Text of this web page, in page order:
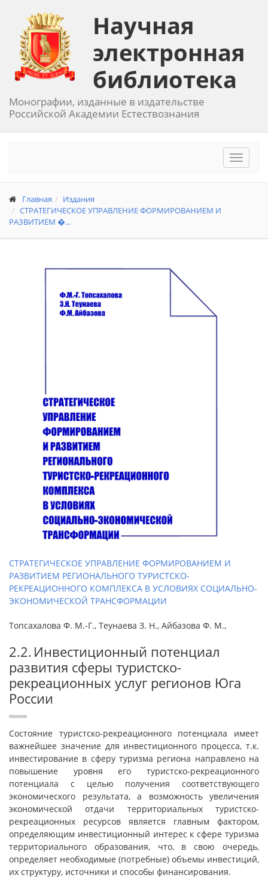
Научная
электронная
библиотека
Монографии, изданные в издательстве
Российской Академии Естествознания
Toggle
Главная
Издания
СТРАТЕГИЧЕСКОЕ УПРАВЛЕНИЕ ФОРМИРОВАНИЕМ И
РАЗВИТИЕМ �...
СТРАТЕГИЧЕСКОЕ УПРАВЛЕНИЕ ФОРМИРОВАНИЕМ И
РАЗВИТИЕМ РЕГИОНАЛЬНОГО ТУРИСТСКО-
РЕКРЕАЦИОННОГО КОМПЛЕКСА В УСЛОВИЯХ СОЦИАЛЬНО-
ЭКОНОМИЧЕСКОЙ ТРАНСФОРМАЦИИ
Топсахалова Ф. М.-Г., Теунаева З. Н., Айбазова Ф. М.,
2.2. Инвестиционный потенциал
развития сферы туристско-
рекреационных услуг регионов Юга
России
Состояние туристско-рекреационного потенциала имеет
важнейшее значение для инвестиционного процесса, т.к.
инвестирование в сферу туризма региона направлено на
повышение уровня его туристско-рекреационного
потенциала с целью получения соответствующего
экономического результата, а возможность увеличения
экономической отдачи территориальных туристско-
рекреационных ресурсов является главным фактором,
определяющим инвестиционный интерес к сфере туризма
территориального образования, что, в свою очередь,
определяет необходимые (потребные) объемы инвестиций,
их структуру, источники и способы финансирования.